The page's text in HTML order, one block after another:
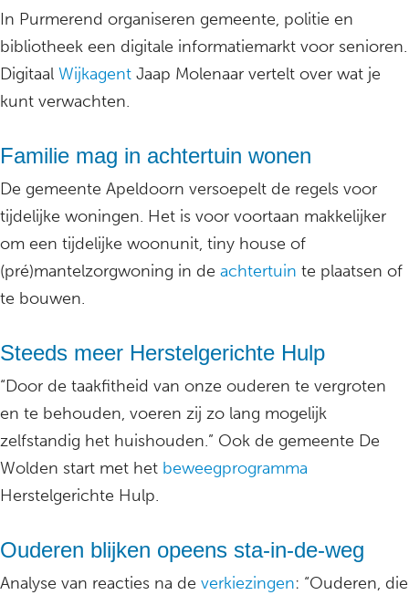
In Purmerend organiseren gemeente, politie en
bibliotheek een digitale informatiemarkt voor senioren.
Digitaal Wijkagent Jaap Molenaar vertelt over wat je
kunt verwachten.
Familie mag in achtertuin wonen
De gemeente Apeldoorn versoepelt de regels voor
tijdelijke woningen. Het is voor voortaan makkelijker
om een tijdelijke woonunit, tiny house of
(pré)mantelzorgwoning in de achtertuin te plaatsen of
te bouwen.
Steeds meer Herstelgerichte Hulp
“Door de taakfitheid van onze ouderen te vergroten
en te behouden, voeren zij zo lang mogelijk
zelfstandig het huishouden.” Ook de gemeente De
Wolden start met het beweegprogramma
Herstelgerichte Hulp.
Ouderen blijken opeens sta-in-de-weg
Analyse van reacties na de verkiezingen: “Ouderen, die